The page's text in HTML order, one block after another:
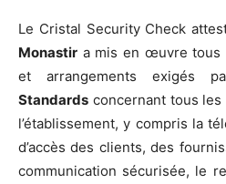
Le Cristal Security Check
Monastir a mis en œuvre tous
et arrangements exigés
Standards concernant tous
l’établissement, y compris la
d’accès des clients, des
communication sécurisée, le